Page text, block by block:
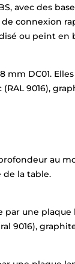
avec des
connexion
ou peint en
DC01.
9016),
au
de la table.
une
9016),